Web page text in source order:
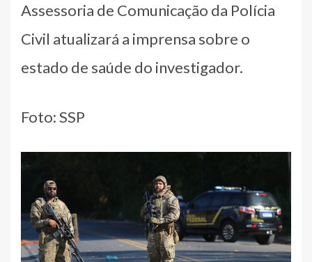
Assessoria de Comunicação da Polícia
Civil atualizará a imprensa sobre o
estado de saúde do investigador.
Foto: SSP